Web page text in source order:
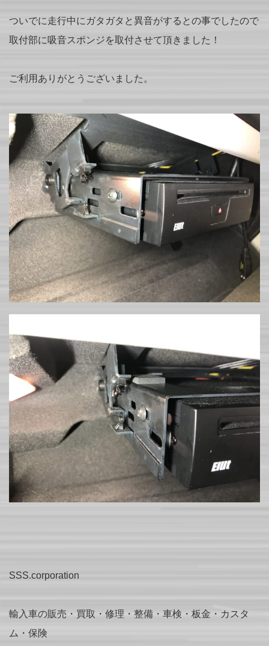
ついでに走行中にガタガタと異音がするとの事でしたので
取付部に吸音スポンジを取付させて頂きました！
ご利用ありがとうございました。
SSS.corporation
輸入車の販売・買取・修理・整備・車検・板金・カスタ
ム・保険